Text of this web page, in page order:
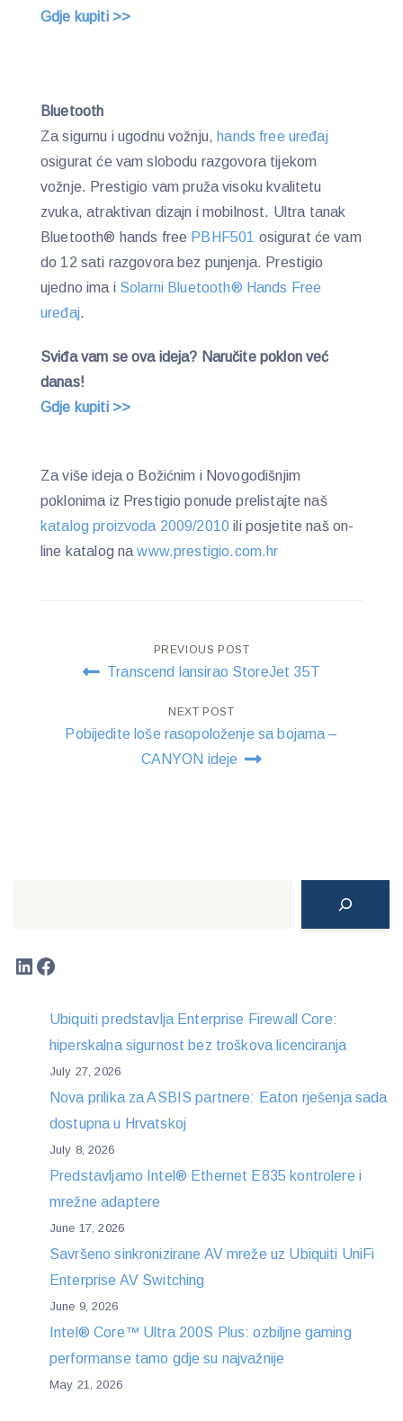
Gdje kupiti >>
Bluetooth
Za sigurnu i ugodnu vožnju, hands free uređaj
osigurat će vam slobodu razgovora tijekom
vožnje. Prestigio vam pruža visoku kvalitetu
zvuka, atraktivan dizajn i mobilnost. Ultra tanak
Bluetooth® hands free PBHF501 osigurat će vam
do 12 sati razgovora bez punjenja. Prestigio
ujedno ima i Solarni Bluetooth® Hands Free
uređaj.
Sviđa vam se ova ideja? Naručite poklon već
danas!
Gdje kupiti >>
Za više ideja o Božićnim i Novogodišnjim
poklonima iz Prestigio ponude prelistajte naš
katalog proizvoda 2009/2010 ili posjetite naš on-
line katalog nawww.prestigio.com.hr
Post
navigation
PREVIOUS POST
Transcend lansirao StoreJet 35T
NEXT POST
Pobijedite loše rasopoloženje sa bojama –
CANYON ideje
LinkedIn
Facebook
Ubiquiti predstavlja Enterprise Firewall Core:
hiperskalna sigurnost bez troškova licenciranja
July 27, 2026
Nova prilika za ASBIS partnere: Eaton rješenja sada
dostupna u Hrvatskoj
July 8, 2026
Predstavljamo Intel® Ethernet E835 kontrolere i
mrežne adaptere
June 17, 2026
Savršeno sinkronizirane AV mreže uz Ubiquiti UniFi
Enterprise AV Switching
June 9, 2026
Intel® Core™ Ultra 200S Plus: ozbiljne gaming
performanse tamo gdje su najvažnije
May 21, 2026